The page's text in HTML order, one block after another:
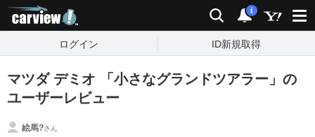
検索 通知
i
ログイン ID新規取得
マツダ デミオ 「小さなグランドツアラー」の
ユーザーレビュー
絵馬?さん